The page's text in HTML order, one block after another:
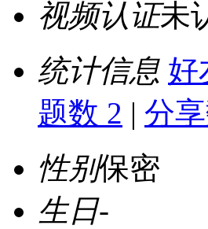
视频认证未
统计信息 好
题数 2 | 分
性别保密
生日-